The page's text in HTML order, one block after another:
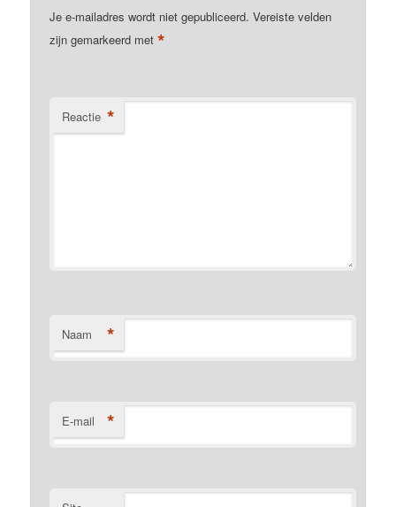
Je e-mailadres wordt niet gepubliceerd. Vereiste velden
zijn gemarkeerd met*
Reactie *
Naam *
E-mail *